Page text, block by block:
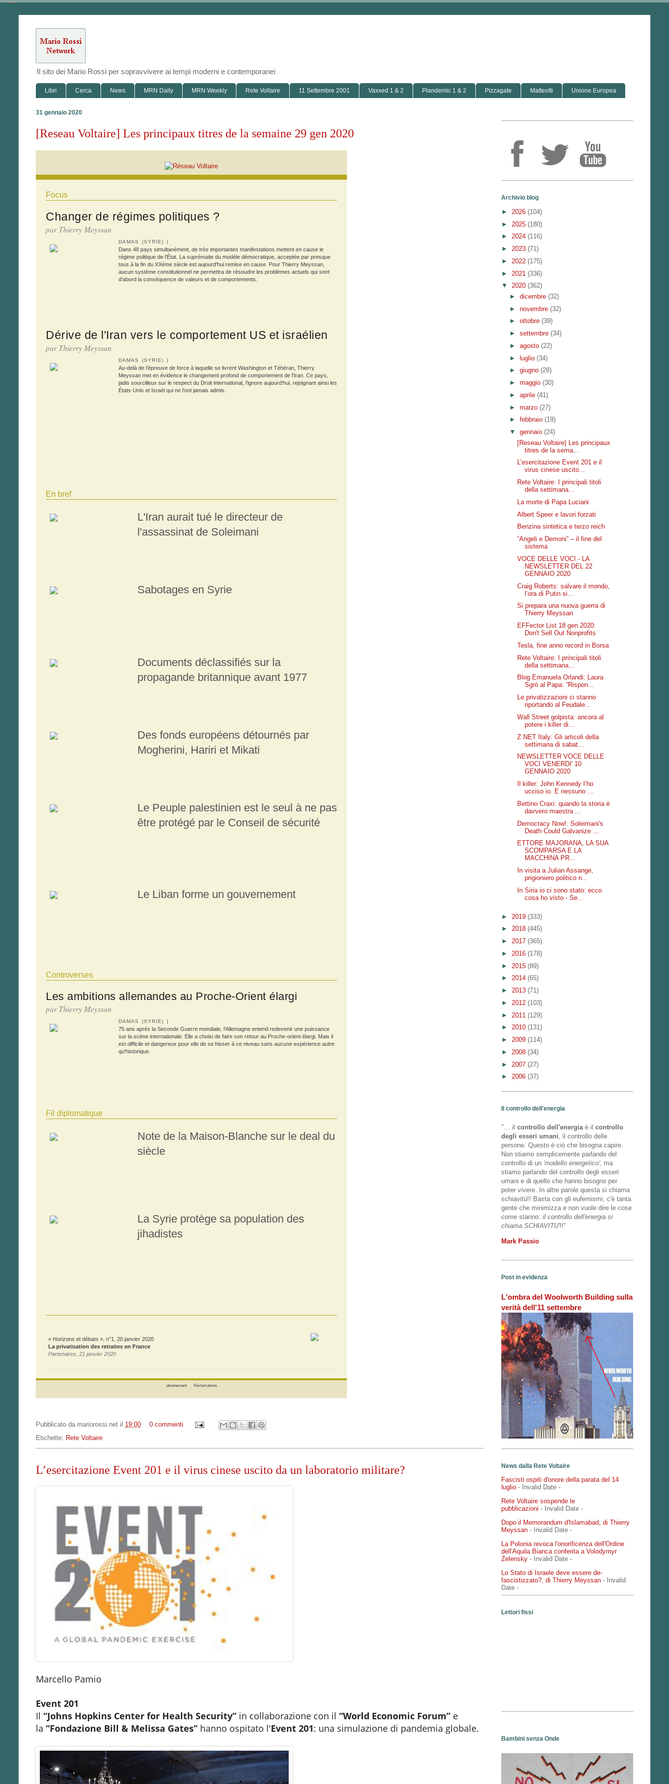
Il sito dei Mario Rossi per sopravvivere ai tempi moderni e contemporanei
Libri Cerca News MRN Daily MRN Weekly Rete Voltaire 11 Settembre 2001 Vaxxed 1 & 2 Plandemic 1 & 2 Pizzagate Matteotti Unione Europea
31 gennaio 2020
[Reseau Voltaire] Les principaux titres de la semaine 29 gen 2020
Focus
Changer de régimes politiques ?
par Thierry Meyssan
DAMAS (SYRIE) |
Dans 48 pays simultanément, de très importantes manifestations mettent en cause le
régime politique de l'État. La suprématie du modèle démocratique, acceptée par presque
tous à la fin du XXème siècle est aujourd'hui remise en cause. Pour Thierry Meyssan,
aucun système constitutionnel ne permettra de résoudre les problèmes actuels qui sont
d'abord la conséquence de valeurs et de comportements.
Dérive de l'Iran vers le comportement US et israélien
par Thierry Meyssan
DAMAS (SYRIE) |
Au-delà de l'épreuve de force à laquelle se livrent Washington et Téhéran, Thierry
Meyssan met en évidence le changement profond de comportement de l'Iran. Ce pays,
jadis sourcilleux sur le respect du Droit international, l'ignore aujourd'hui, rejoignant ainsi les
États-Unis et Israël qui ne l'ont jamais admis.
En bref
L'Iran aurait tué le directeur de
l'assassinat de Soleimani
Sabotages en Syrie
Documents déclassifiés sur la
propagande britannique avant 1977
Des fonds européens détournés par
Mogherini, Hariri et Mikati
Le Peuple palestinien est le seul à ne pas
être protégé par le Conseil de sécurité
Le Liban forme un gouvernement
Controverses
Les ambitions allemandes au Proche-Orient élargi
par Thierry Meyssan
DAMAS (SYRIE) |
75 ans après la Seconde Guerre mondiale, l'Allemagne entend redevenir une puissance
sur la scène internationale. Elle a choisi de faire son retour au Proche-orient élargi. Mais il
est difficile et dangereux pour elle de se hisser à ce niveau sans aucune expérience autre
qu'historique.
Fil diplomatique
Note de la Maison-Blanche sur le deal du
siècle
La Syrie protège sa population des
jihadistes
« Horizons et débats », n°1, 20 janvier 2020
La privatisation des retraites en France
Partenaires, 21 janvier 2020
abonnement Réclamations
Pubblicato da mariorossi.net il 19:00
0 commenti
Etichette: Rete Voltaire
L’esercitazione Event 201 e il virus cinese uscito da un laboratorio militare?
Marcello Pamio
Event 201
Il “Johns Hopkins Center for Health Security” in collaborazione con il “World Economic Forum” e
la “Fondazione Bill & Melissa Gates” hanno ospitato l'Event 201: una simulazione di pandemia globale.
Archivio blog
► 2026 (104)
► 2025 (180)
► 2024 (116)
► 2023 (71)
► 2022 (175)
► 2021 (336)
▼ 2020 (362)
► dicembre (32)
► novembre (32)
► ottobre (39)
► settembre (34)
► agosto (22)
► luglio (34)
► giugno (28)
► maggio (30)
► aprile (41)
► marzo (27)
► febbraio (19)
▼ gennaio (24)
[Reseau Voltaire] Les principaux
titres de la sema...
L’esercitazione Event 201 e il
virus cinese uscito...
Rete Voltaire: I principali titoli
della settimana...
La morte di Papa Luciani
Albert Speer e lavori forzati
Benzina sintetica e terzo reich
“Angeli e Demoni” – il fine del
sistema
VOCE DELLE VOCI - LA
NEWSLETTER DEL 22
GENNAIO 2020
Craig Roberts: salvare il mondo,
l’ora di Putin si...
Si prepara una nuova guerra di
Thierry Meyssan
EFFector List 18 gen 2020:
Don't Sell Out Nonprofits
Tesla, fine anno record in Borsa
Rete Voltaire: I principali titoli
della settimana...
Blog Emanuela Orlandi: Laura
Sgrò al Papa: “Rispon...
Le privatizzazioni ci stanno
riportando al Feudale...
Wall Street golpista: ancora al
potere i killer di...
Z NET Italy: Gli articoli della
settimana di sabat...
NEWSLETTER VOCE DELLE
VOCI VENERDI' 10
GENNAIO 2020
Il killer: John Kennedy l’ho
ucciso io. E nessuno ...
Bettino Craxi: quando la storia è
davvero maestra ...
Democracy Now!: Soleimani's
Death Could Galvanize ...
ETTORE MAJORANA, LA SUA
SCOMPARSA E LA
MACCHINA PR...
In visita a Julian Assange,
prigioniero politico n...
In Siria io ci sono stato: ecco
cosa ho visto - Se...
► 2019 (333)
► 2018 (445)
► 2017 (365)
► 2016 (178)
► 2015 (89)
► 2014 (65)
► 2013 (71)
► 2012 (103)
► 2011 (129)
► 2010 (131)
► 2009 (114)
► 2008 (34)
► 2007 (27)
► 2006 (37)
Il controllo dell'energia
"… il controllo dell'energia è il controllo
degli esseri umani , il controllo delle
persone. Questo è ciò che bisogna capire.
Non stiamo semplicemente parlando del
controllo di un 'modello energetico', ma
stiamo parlando del controllo degli esseri
umani e di quello che hanno bisogno per
poter vivere. In altre parole questa si chiama
schiavitù!! Basta con gli eufemismi, c'è tanta
gente che minimizza e non vuole dire le cose
come stanno: il controllo dell'energia si
chiama SCHIAVITU'!!"
Mark Passio
Post in evidenza
L'ombra del Woolworth Building sulla
verità dell'11 settembre
News dalla Rete Voltaire
Fascisti ospiti d'onore della parata del 14
luglio - Invalid Date -
Rete Voltaire sospende le
pubblicazioni - Invalid Date -
Dopo il Memorandum d'Islamabad, di Thierry
Meyssan - Invalid Date -
La Polonia revoca l'onorificenza dell'Ordine
dell'Aquila Bianca conferita a Volodymyr
Zelensky - Invalid Date -
Lo Stato di Israele deve essere de-
fascistizzato?, di Thierry Meyssan - Invalid
Date -
Lettori fissi
Bambini senza Onde